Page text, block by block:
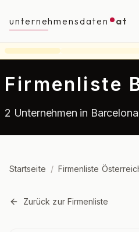
unternehmensdaten at
Firmenliste
2 Unternehmen in Barcelona
Startseite / Firmenliste
Zurück zur Firmenliste